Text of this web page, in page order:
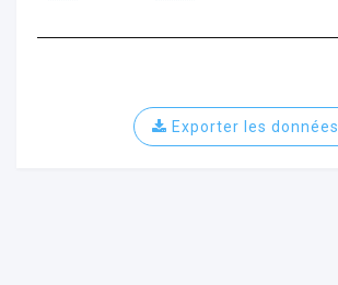
Exporter les données